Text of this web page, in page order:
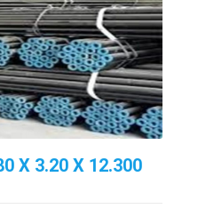
X 3.20 X 12.300